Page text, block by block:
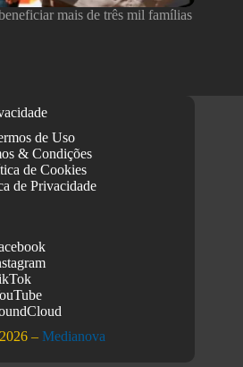
mais de três mil famílias
de Uso
& Condições
de Cookies
de Privacidade
– Medianova